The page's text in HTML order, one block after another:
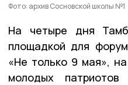
Фото: архив Сосновской школы №1
На четыре дня
площадкой для
«Не только 9 мая»,
молодых